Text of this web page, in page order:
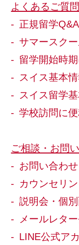
よくあるご質問
正規留学Q&A
サマースク
留学開始時
スイス基本
スイス留学
学校訪問に
ご相談・お問
お問い合わせ
カウンセリ
説明会・個
メールレタ
LINE公式ア